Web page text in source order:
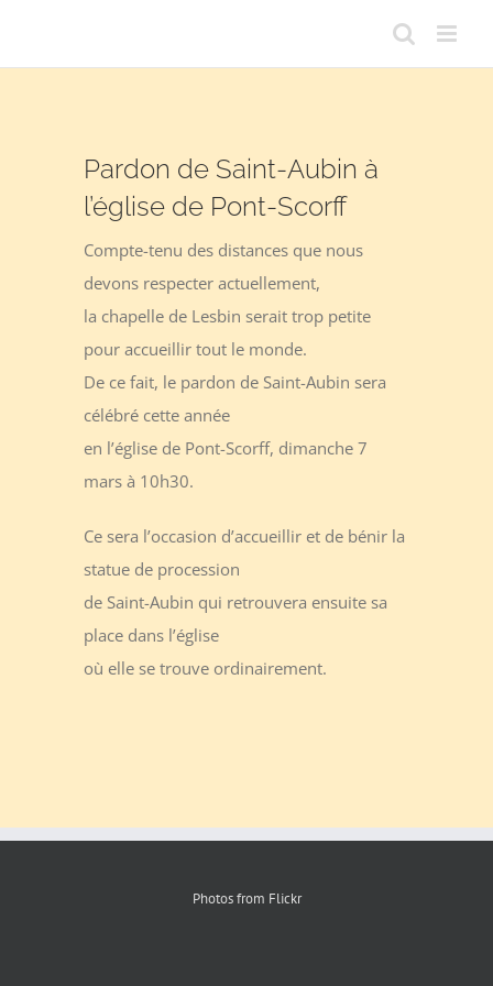
Pardon de Saint-Aubin à
l’église de Pont-Scorff
Compte-tenu des distances que nous
devons respecter actuellement,
la chapelle de Lesbin serait trop petite
pour accueillir tout le monde.
De ce fait, le pardon de Saint-Aubin sera
célébré cette année
en l’église de Pont-Scorff, dimanche 7
mars à 10h30.
Ce sera l’occasion d’accueillir et de bénir la
statue de procession
de Saint-Aubin qui retrouvera ensuite sa
place dans l’église
où elle se trouve ordinairement.
Photos from Flickr